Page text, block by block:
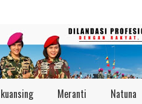
kuansing Meranti Natuna